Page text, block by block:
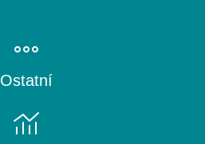
Ostatní